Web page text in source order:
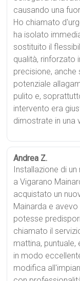
causando una
Ho chiamato
ha isolato
sostituito il
qualità, rinforzato
precisione, anche
potenziale
pulito e,
intervento era
dimostrate in una
Andrea Z.
Installazione di
a Vigarano
acquistato un
Mainarda e
potesse
chiamato il
mattina,
in modo
modifica